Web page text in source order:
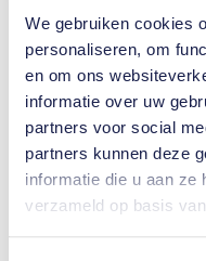
We gebruiken cookies
personaliseren, om
en om ons
informatie over uw
partners voor social
partners kunnen deze
informatie die u aan ze
verzameld op basis
Gerelateerde